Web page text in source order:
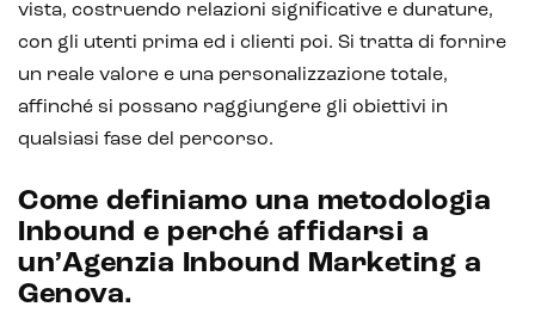
IoT (Internet of Things)
Blockchain
Intelligenza artificiale
Analisi predittiva
Chatbot e assistenti virtuali
Realtà Aumentata
vista, costruendo relazioni significative e durature,
con gli utenti prima ed i clienti poi. Si tratta di fornire
un reale valore e una personalizzazione totale,
affinché si possano raggiungere gli obiettivi in
qualsiasi fase del percorso.
Come definiamo una metodologia
Inbound e perché affidarsi a
un’Agenzia Inbound Marketing a
Genova.